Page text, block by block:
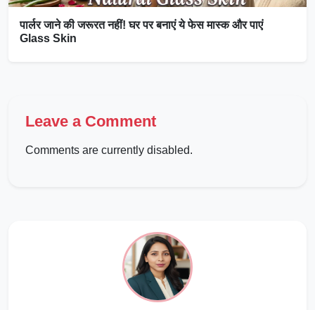
पार्लर जाने की जरूरत नहीं! घर पर बनाएं ये फेस मास्क और पाएं
Glass Skin
Leave a Comment
Comments are currently disabled.